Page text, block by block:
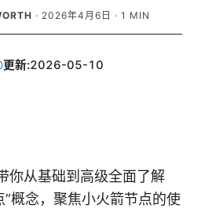
· 2026年4月6日 · 1 MIN
更新:2026-05-10
你从基础到高级全面了解
概念，聚焦小火箭节点的使